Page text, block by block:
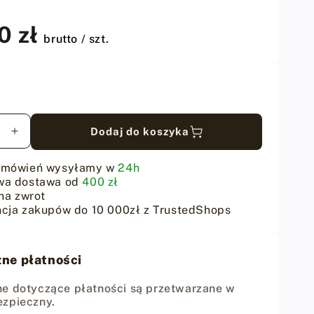
zł brutto / szt.
Zwiększ
ilość
dla
Podstawa
do
ostrzenia
i
french
skivera
Dodaj do koszyka
wysyłamy w24h
dostawa od400 zł
zwrot
zakupów do 10 000zł z TrustedShops
płatności
dotyczące płatności są przetwarzane w